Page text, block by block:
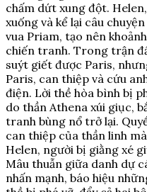
chấm dứt xung đột.
xuống và kể lại câu
vua Priam, tạo nên
chiến tranh. Trong trận
suýt giết được Paris,
Paris, can thiệp và cứu
điện. Lời thề hòa bình bị
do thần Athena xúi giục,
tranh bùng nổ trở lại.
can thiệp của thần linh
Helen, người bị giằng xé
Mâu thuẫn giữa danh dự
nhấn mạnh, báo hiệu